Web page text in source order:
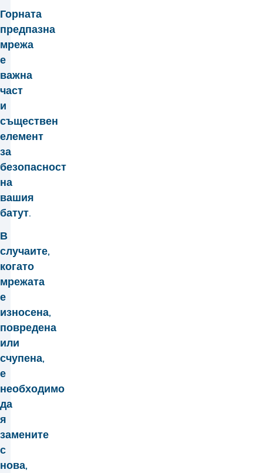
Горната
предпазна
мрежа
е
важна
част
и
съществен
елемент
за
безопасност
на
вашия
батут.
В
случаите,
когато
мрежата
е
износена,
повредена
или
счупена,
е
необходимо
да
я
замените
с
нова,